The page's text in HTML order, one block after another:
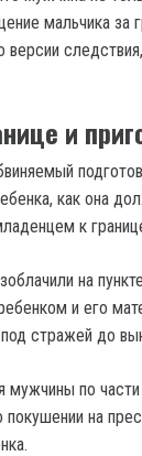
мальчика за
версии
и
как она
к
на
и его
стражей до
по
на